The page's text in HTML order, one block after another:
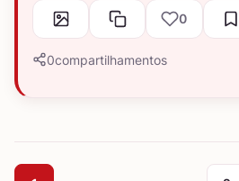
0
0compartilhamentos